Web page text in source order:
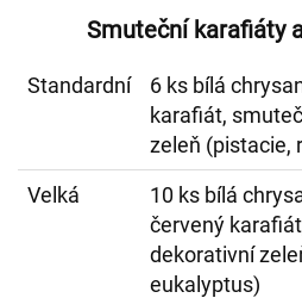
Smuteční karafiáty
Standardní
6 ks bílá
karafiát,
zeleň (pistacie,
Velká
10 ks bílá
červený
dekorativní
eukalyptus)